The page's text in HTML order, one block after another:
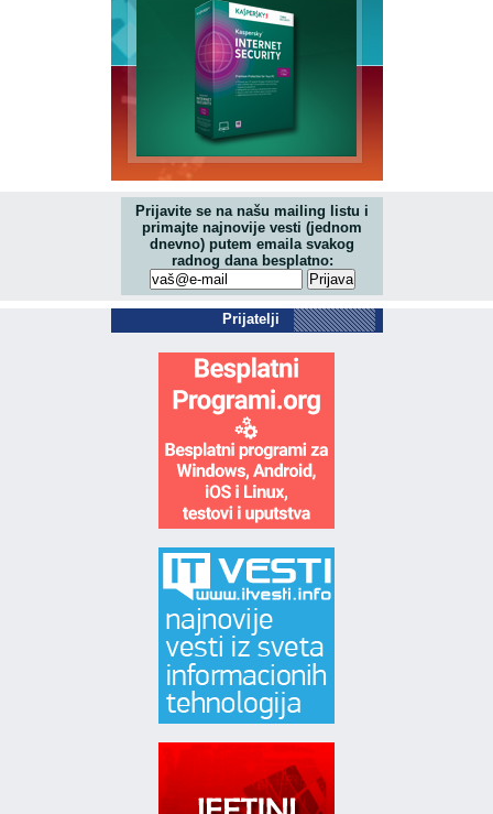
Prijavite se na našu mailing listu i
primajte najnovije vesti (jednom
dnevno) putem emaila svakog
radnog dana besplatno:
Prijatelji